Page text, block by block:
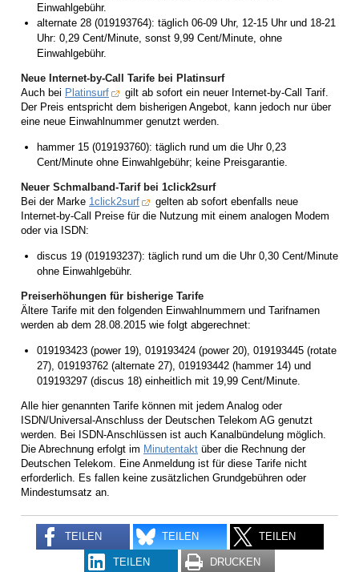
Einwahlgebühr.
alternate 28 (019193764): täglich 06-09 Uhr, 12-15 Uhr und 18-21
Uhr: 0,29 Cent/Minute, sonst 9,99 Cent/Minute, ohne
Einwahlgebühr.
Neue Internet-by-Call Tarife bei Platinsurf
Auch bei Platinsurf
gilt ab sofort ein neuer Internet-by-Call Tarif.
Der Preis entspricht dem bisherigen Angebot, kann jedoch nur über
eine neue Einwahlnummer genutzt werden.
hammer 15 (019193760): täglich rund um die Uhr 0,23
Cent/Minute ohne Einwahlgebühr; keine Preisgarantie.
Neuer Schmalband-Tarif bei 1click2surf
Bei der Marke 1click2surf
gelten ab sofort ebenfalls neue
Internet-by-Call Preise für die Nutzung mit einem analogen Modem
oder via ISDN:
discus 19 (019193237): täglich rund um die Uhr 0,30 Cent/Minute
ohne Einwahlgebühr.
Preiserhöhungen für bisherige Tarife
Ältere Tarife mit den folgenden Einwahlnummern und Tarifnamen
werden ab dem 28.08.2015 wie folgt abgerechnet:
019193423 (power 19), 019193424 (power 20), 019193445 (rotate
27), 019193762 (alternate 27), 019193442 (hammer 14) und
019193297 (discus 18) einheitlich mit 19,99 Cent/Minute.
Alle hier genannten Tarife können mit jedem Analog oder
ISDN/Universal-Anschluss der Deutschen Telekom AG genutzt
werden. Bei ISDN-Anschlüssen ist auch Kanalbündelung möglich.
Die Abrechnung erfolgt im Minutentakt über die Rechnung der
Deutschen Telekom. Eine Anmeldung ist für diese Tarife nicht
erforderlich. Es fallen keine zusätzlichen Grundgebühren oder
Mindestumsatz an.
TEILEN TEILEN TEILEN
TEILEN DRUCKEN